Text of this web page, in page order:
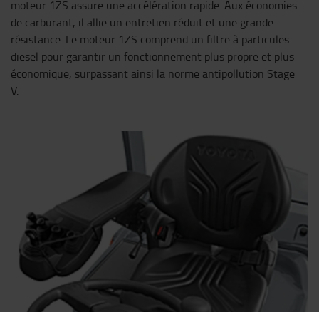
moteur 1ZS assure une accélération rapide. Aux économies
de carburant, il allie un entretien réduit et une grande
résistance. Le moteur 1ZS comprend un filtre à particules
diesel pour garantir un fonctionnement plus propre et plus
économique, surpassant ainsi la norme antipollution Stage
V.